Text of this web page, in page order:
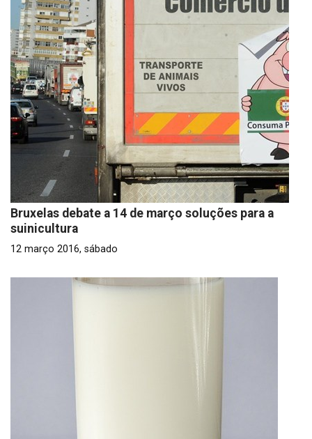
Bruxelas debate a 14 de março soluções para a
suinicultura
12 março 2016, sábado